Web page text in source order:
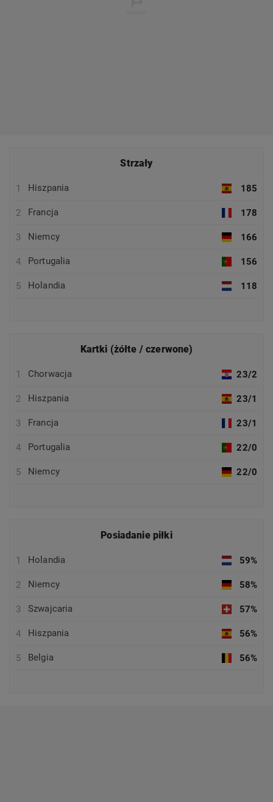
Strzały
1 Hiszpania 185
2 Francja 178
3 Niemcy 166
4 Portugalia 156
5 Holandia 118
Kartki (żółte / czerwone)
1 Chorwacja 23/2
2 Hiszpania 23/1
3 Francja 23/1
4 Portugalia 22/0
5 Niemcy 22/0
Posiadanie piłki
1 Holandia 59%
2 Niemcy 58%
3 Szwajcaria 57%
4 Hiszpania 56%
5 Belgia 56%